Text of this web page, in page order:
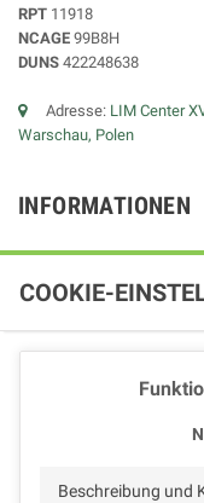
RPT 11918
NCAGE 99B8H
DUNS 422248638
Adresse: LIM Center
Warschau, Polen
INFORMATIONEN
COOKIE-
Beschreibung und